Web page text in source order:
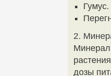
Гумус.
2.
дозы